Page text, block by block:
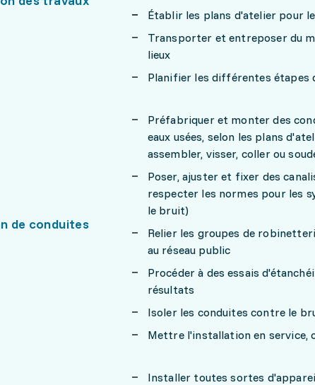
Établir les plans d'atelier pour
Transporter et entreposer du
lieux
Planifier les différentes étapes
de conduites
Préfabriquer et monter des
eaux usées, selon les plans
assembler, visser, coller ou
Poser, ajuster et fixer des
respecter les normes pour les
le bruit)
Relier les groupes de
au réseau public
Procéder à des essais
résultats
Isoler les conduites contre le
Mettre l'installation en service,
Installer toutes sortes